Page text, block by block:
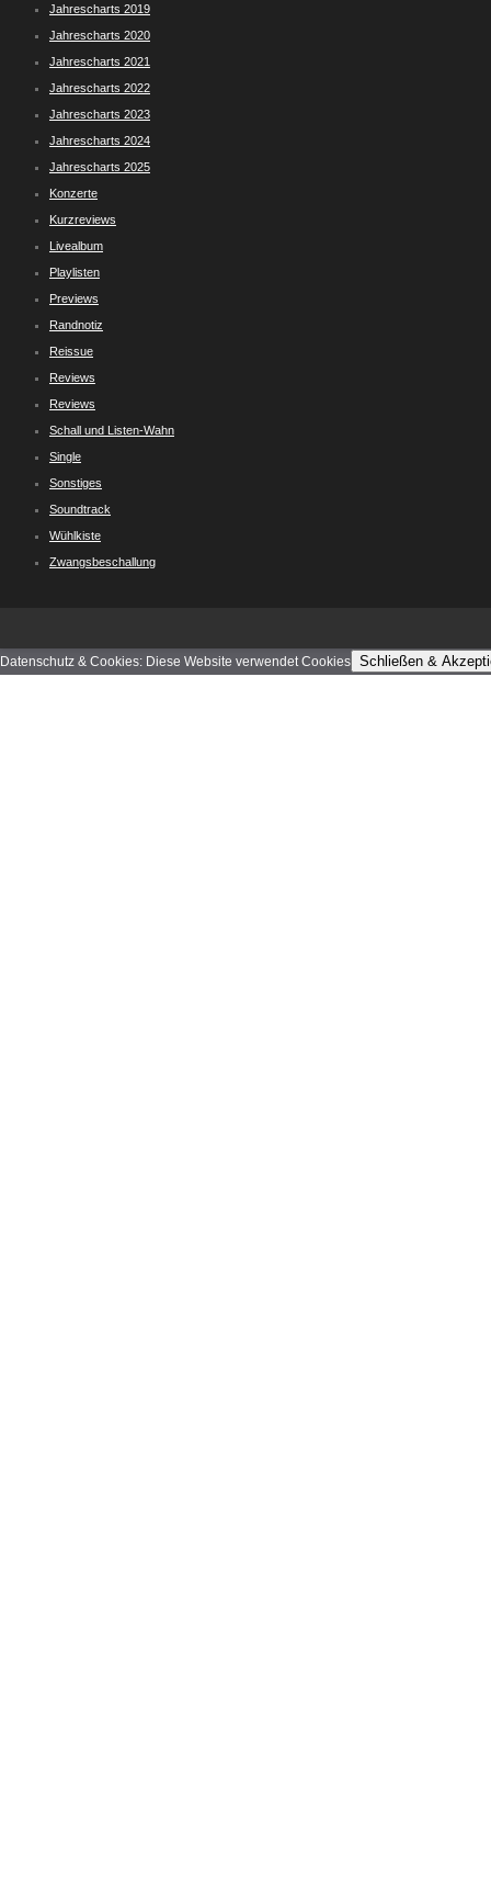
Jahrescharts 2019
Jahrescharts 2020
Jahrescharts 2021
Jahrescharts 2022
Jahrescharts 2023
Jahrescharts 2024
Jahrescharts 2025
Konzerte
Kurzreviews
Livealbum
Playlisten
Previews
Randnotiz
Reissue
Reviews
Reviews
Schall und Listen-Wahn
Single
Sonstiges
Soundtrack
Wühlkiste
Zwangsbeschallung
Datenschutz & Cookies: Diese Website verwendet Cookies Schließen &